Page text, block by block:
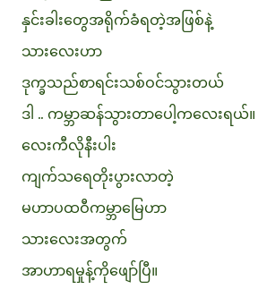
နှင်းခါးတွေအရိုက်ခံရတဲ့အဖြစ်နဲ့
သားလေးဟာ
ဒုက္ခသည်စာရင်းသစ်ဝင်သွားတယ်
ဒါ .. ကမ္ဘာဆန်သွားတာပေါ့ကလေးရယ်။
လေးကီလိုနီးပါး
ကျက်သရေတိုးပွားလာတဲ့
မဟာပထဝီကမ္ဘာမြေဟာ
သားလေးအတွက်
အာဟာရမှုန့်ကိုဖျော်ပြီ။